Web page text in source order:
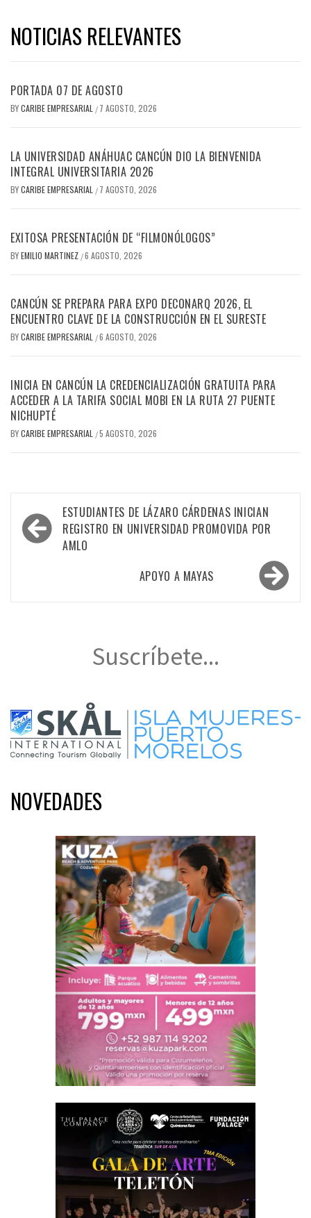
NOTICIAS RELEVANTES
PORTADA 07 DE AGOSTO
BYCARIBE EMPRESARIAL / 7 AGOSTO, 2026
LA UNIVERSIDAD ANÁHUAC CANCÚN DIO LA BIENVENIDA
INTEGRAL UNIVERSITARIA 2026
BYCARIBE EMPRESARIAL / 7 AGOSTO, 2026
EXITOSA PRESENTACIÓN DE “FILMONÓLOGOS”
BYEMILIO MARTINEZ /6 AGOSTO, 2026
CANCÚN SE PREPARA PARA EXPO DECONARQ 2026, EL
ENCUENTRO CLAVE DE LA CONSTRUCCIÓN EN EL SURESTE
BYCARIBE EMPRESARIAL /6 AGOSTO, 2026
INICIA EN CANCÚN LA CREDENCIALIZACIÓN GRATUITA PARA
ACCEDER A LA TARIFA SOCIAL MOBI EN LA RUTA 27 PUENTE
NICHUPTÉ
BYCARIBE EMPRESARIAL /5 AGOSTO, 2026
Navegación
de
entradas
ESTUDIANTES DE LÁZARO CÁRDENAS INICIAN
REGISTRO EN UNIVERSIDAD PROMOVIDA POR
AMLO
APOYO A MAYAS
Suscríbete...
NOVEDADES